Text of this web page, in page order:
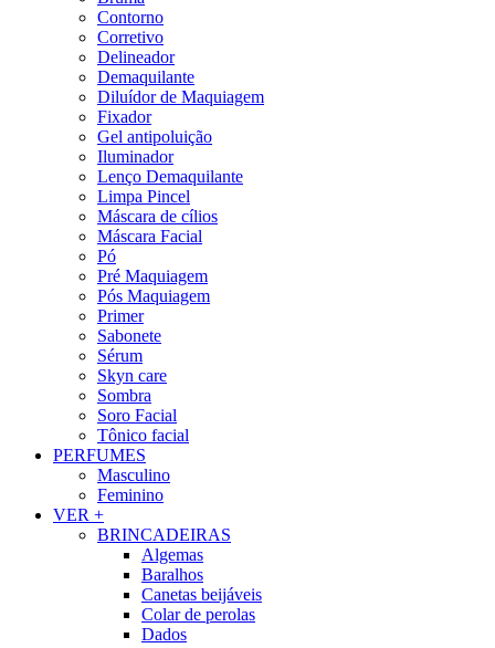
Contorno
Corretivo
Delineador
Demaquilante
Diluídor de Maquiagem
Fixador
Gel antipoluição
Iluminador
Lenço Demaquilante
Limpa Pincel
Máscara de cílios
Máscara Facial
Pó
Pré Maquiagem
Pós Maquiagem
Primer
Sabonete
Sérum
Skyn care
Sombra
Soro Facial
Tônico facial
PERFUMES
Masculino
Feminino
VER +
BRINCADEIRAS
Algemas
Baralhos
Canetas beijáveis
Colar de perolas
Dados